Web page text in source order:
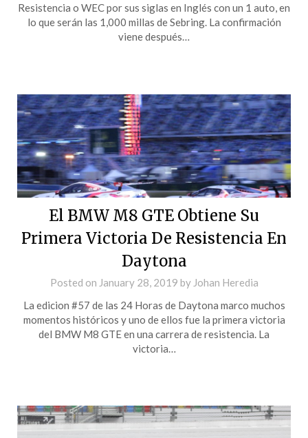
Resistencia o WEC por sus siglas en Inglés con un 1 auto, en
lo que serán las 1,000 millas de Sebring. La confirmación
viene después…
El BMW M8 GTE Obtiene Su
Primera Victoria De Resistencia En
Daytona
Posted on January 28, 2019 by Johan Heredia
La edicion #57 de las 24 Horas de Daytona marco muchos
momentos históricos y uno de ellos fue la primera victoria
del BMW M8 GTE en una carrera de resistencia. La
victoria…